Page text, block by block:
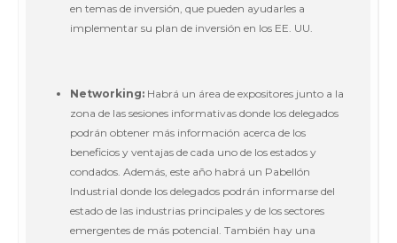
en temas de inversión, que pueden ayudarles a
implementar su plan de inversión en los EE. UU.
Networking: Habrá un área de expositores junto a la
zona de las sesiones informativas donde los delegados
podrán obtener más información acerca de los
beneficios y ventajas de cada uno de los estados y
condados. Además, este año habrá un Pabellón
Industrial donde los delegados podrán informarse del
estado de las industrias principales y de los sectores
emergentes de más potencial. También hay una